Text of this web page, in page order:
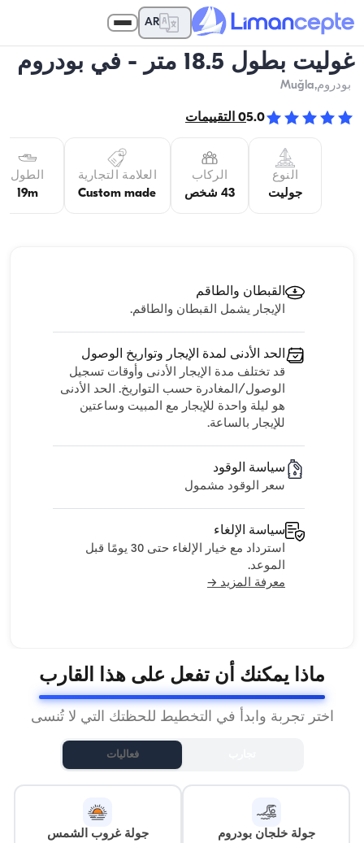
AR
غوليت بطول 18.5 متر - في بودروم
بودروم,Muğla
5.0
0 التقييمات
النوع
جوليت
الركاب
43 شخص
العلامة التجارية
Custom made
الطول
19m
القبطان والطاقم
الإيجار يشمل القبطان والطاقم.
الحد الأدنى لمدة الإيجار وتواريخ الوصول
قد تختلف مدة الإيجار الأدنى وأوقات تسجيل
الوصول/المغادرة حسب التواريخ. الحد الأدنى
هو ليلة واحدة للإيجار مع المبيت وساعتين
للإيجار بالساعة.
سياسة الوقود
سعر الوقود مشمول
سياسة الإلغاء
استرداد مع خيار الإلغاء حتى 30 يومًا قبل
الموعد.
معرفة المزيد →
ماذا يمكنك أن تفعل على هذا القارب
اختر تجربة وابدأ في التخطيط للحظتك التي لا تُنسى
فعاليات
جولة خلجان بودروم
جولة غروب الشمس